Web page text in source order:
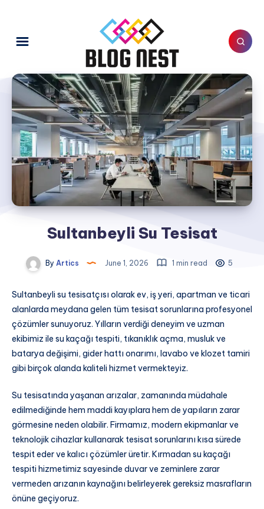
Sultanbeyli Su Tesisat
By Artics June 1, 2026 1 min read 5
Sultanbeyli su tesisatçısı olarak ev, iş yeri, apartman ve ticari
alanlarda meydana gelen tüm tesisat sorunlarına profesyonel
çözümler sunuyoruz. Yılların verdiği deneyim ve uzman
ekibimiz ile su kaçağı tespiti, tıkanıklık açma, musluk ve
batarya değişimi, gider hattı onarımı, lavabo ve klozet tamiri
gibi birçok alanda kaliteli hizmet vermekteyiz.
Su tesisatında yaşanan arızalar, zamanında müdahale
edilmediğinde hem maddi kayıplara hem de yapıların zarar
görmesine neden olabilir. Firmamız, modern ekipmanlar ve
teknolojik cihazlar kullanarak tesisat sorunlarını kısa sürede
tespit eder ve kalıcı çözümler üretir. Kırmadan su kaçağı
tespiti hizmetimiz sayesinde duvar ve zeminlere zarar
vermeden arızanın kaynağını belirleyerek gereksiz masrafların
önüne geçiyoruz.